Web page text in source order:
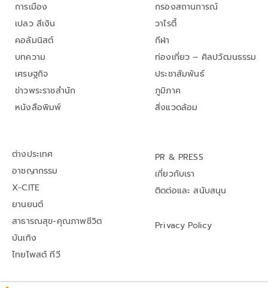
การเมือง
เปลว สีเงิน
คอลัมนิสต์
บทความ
เศรษฐกิจ
ข่าวพระราชสำนัก
หนังสือพิมพ์
กรองสถานการณ์
วาไรตี้
กีฬา
ท่องเที่ยว – ศิลปวัฒนธรรม
ประชาสัมพันธ์
ภูมิภาค
สิ่งแวดล้อม
ต่างประเทศ
อาชญากรรม
X-CITE
ยานยนต์
สาธารณสุข-คุณภาพชีวิต
บันเทิง
ไทยโพสต์ ทีวี
PR & PRESS
เกี่ยวกับเรา
ติดต่อและ สนับสนุน
Privacy Policy